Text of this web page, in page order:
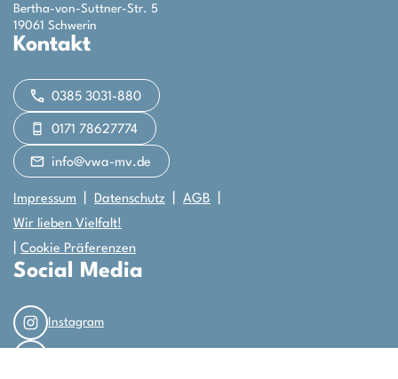
Bertha-von-Suttner-Str. 5
19061 Schwerin
Kontakt
0385 3031-880
0171 78627774
info@vwa-mv.de
Impressum Datenschutz
AGB
Wir lieben Vielfalt!
Cookie Präferenzen
Social Media
Instagram